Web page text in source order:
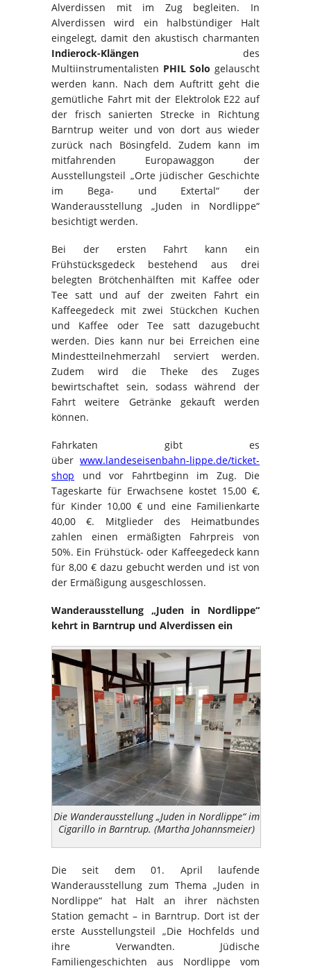
Alverdissen mit im Zug begleiten. In
Alverdissen wird ein halbstündiger Halt
eingelegt, damit den akustisch charmanten
Indierock-Klängen des
Multiinstrumentalisten PHIL Solo gelauscht
werden kann. Nach dem Auftritt geht die
gemütliche Fahrt mit der Elektrolok E22 auf
der frisch sanierten Strecke in Richtung
Barntrup weiter und von dort aus wieder
zurück nach Bösingfeld. Zudem kann im
mitfahrenden Europawaggon der
Ausstellungsteil „Orte jüdischer Geschichte
im Bega- und Extertal“ der
Wanderausstellung „Juden in Nordlippe“
besichtigt werden.
Bei der ersten Fahrt kann ein
Frühstücksgedeck bestehend aus drei
belegten Brötchenhälften mit Kaffee oder
Tee satt und auf der zweiten Fahrt ein
Kaffeegedeck mit zwei Stückchen Kuchen
und Kaffee oder Tee satt dazugebucht
werden. Dies kann nur bei Erreichen eine
Mindestteilnehmerzahl serviert werden.
Zudem wird die Theke des Zuges
bewirtschaftet sein, sodass während der
Fahrt weitere Getränke gekauft werden
können.
Fahrkaten gibt es
über www.landeseisenbahn-lippe.de/ticket-
shop und vor Fahrtbeginn im Zug. Die
Tageskarte für Erwachsene kostet 15,00 €,
für Kinder 10,00 € und eine Familienkarte
40,00 €. Mitglieder des Heimatbundes
zahlen einen ermäßigten Fahrpreis von
50%. Ein Frühstück- oder Kaffeegedeck kann
für 8,00 € dazu gebucht werden und ist von
der Ermäßigung ausgeschlossen.
Wanderausstellung „Juden in Nordlippe“
kehrt in Barntrup und Alverdissen ein
Die Wanderausstellung „Juden in Nordlippe“ im
Cigarillo in Barntrup. (Martha Johannsmeier)
Die seit dem 01. April laufende
Wanderausstellung zum Thema „Juden in
Nordlippe“ hat Halt an ihrer nächsten
Station gemacht – in Barntrup. Dort ist der
erste Ausstellungsteil „Die Hochfelds und
ihre Verwandten. Jüdische
Familiengeschichten aus Nordlippe vom